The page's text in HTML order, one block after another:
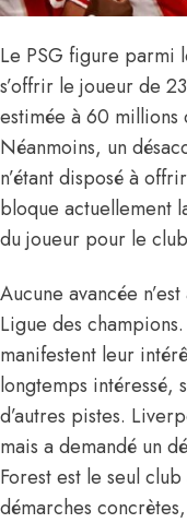
Le PSG figure parmi
s’offrir le joueur de
estimée à 60 millions
Néanmoins, un
n’étant disposé à
bloque actuellement
du joueur pour le
Aucune avancée
Ligue des
manifestent leur
longtemps intéressé,
d’autres pistes.
mais a demandé un
Forest est le seul
démarches